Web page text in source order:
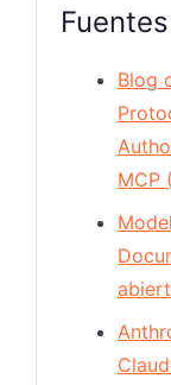
Fuentes
Blog
MCP